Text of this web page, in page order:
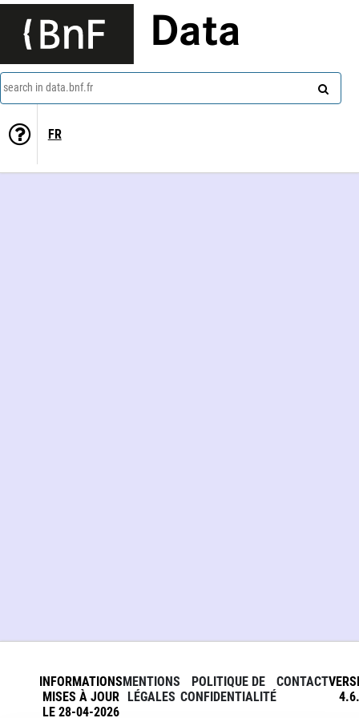
Data
search in data.bnf.fr
FR
INFORMATIONS
MISES À JOUR
LE 28-04-2026
MENTIONS
LÉGALES
POLITIQUE DE
CONFIDENTIALITÉ
CONTACT